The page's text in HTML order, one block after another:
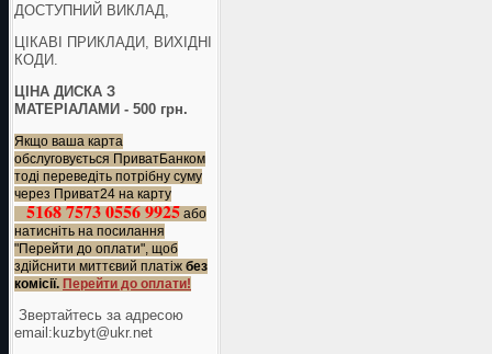
ДОСТУПНИЙ ВИКЛАД,
ЦІКАВІ ПРИКЛАДИ, ВИХІДНІ
КОДИ.
ЦІНА ДИСКА З
МАТЕРІАЛАМИ - 500 грн.
Якщо ваша карта
обслуговується ПриватБанком
тоді переведіть потрібну суму
через Приват24 на карту
5168 7573 0556 9925 або
натисніть на посилання
"Перейти до оплати", щоб
здійснити миттєвий платіж без
комісії. Перейти до оплати!
Звертайтесь за адресою
еmail:kuzbyt@ukr.net